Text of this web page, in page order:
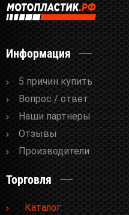
Информация
5 причин купить
Вопрос / ответ
Наши партнеры
Отзывы
Производители
Торговля
Каталог